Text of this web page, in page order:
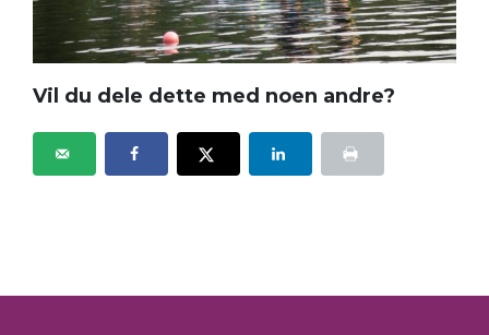
Vil du dele dette med noen andre?